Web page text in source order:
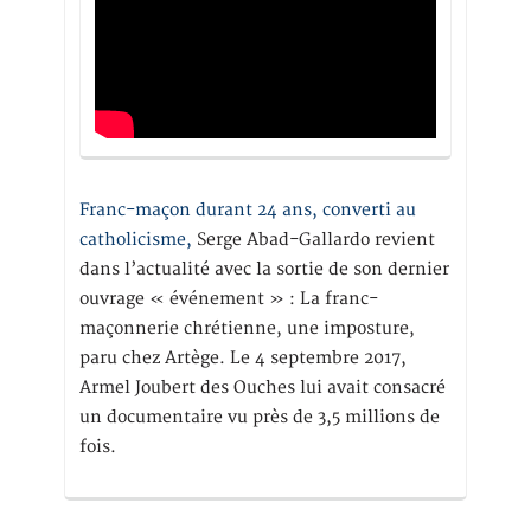
Franc-maçon durant 24 ans, converti au
catholicisme, Serge Abad-Gallardo revient
dans l’actualité avec la sortie de son dernier
ouvrage « événement » : La franc-
maçonnerie chrétienne, une imposture,
paru chez Artège. Le 4 septembre 2017,
Armel Joubert des Ouches lui avait consacré
un documentaire vu près de 3,5 millions de
fois.